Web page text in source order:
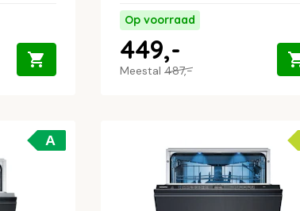
Op voorraad
Meestal 487,-
449,-
A